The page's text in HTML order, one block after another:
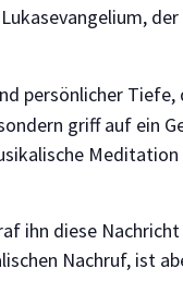
persönlicher
griff auf ein
Meditation
ihn diese
Nachruf, ist